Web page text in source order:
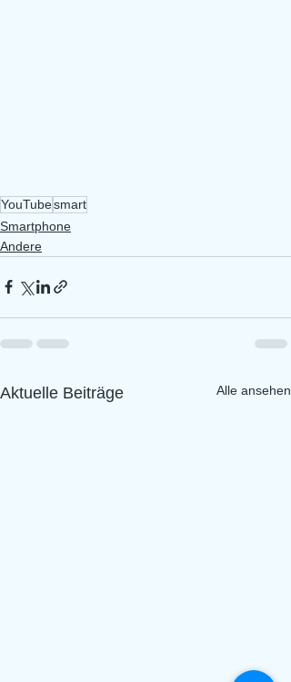
YouTubesmart
Smartphone
Andere
Aktuelle Beiträge Alle ansehen